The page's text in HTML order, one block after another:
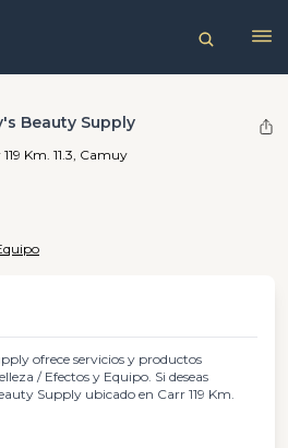
Beauty Supply
Km. 11.3, Camuy
ofrece servicios y productos
/ Efectos y Equipo. Si deseas
Supply ubicado en Carr 119 Km.